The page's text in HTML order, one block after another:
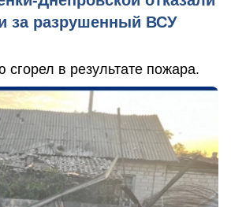
за разрушенный ВСУ
сгорел в результате пожара.